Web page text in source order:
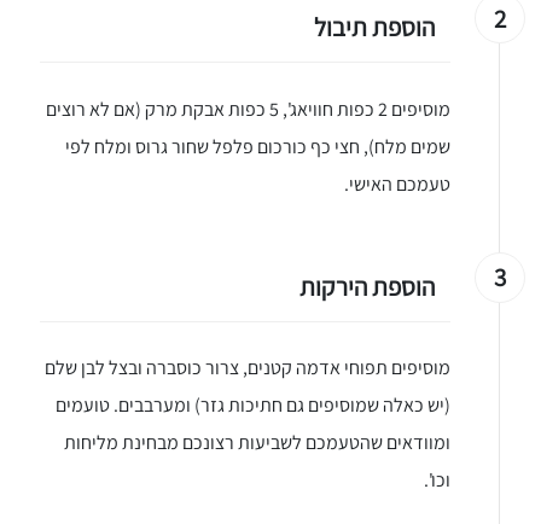
2 הוספת תיבול
מוסיפים 2 כפות חוויאג', 5 כפות אבקת מרק (אם לא רוצים
שמים מלח), חצי כף כורכום פלפל שחור גרוס ומלח לפי
טעמכם האישי.
3 הוספת הירקות
מוסיפים תפוחי אדמה קטנים, צרור כוסברה ובצל לבן שלם
(יש כאלה שמוסיפים גם חתיכות גזר) ומערבבים. טועמים
ומוודאים שהטעמכם לשביעות רצונכם מבחינת מליחות
וכו'.